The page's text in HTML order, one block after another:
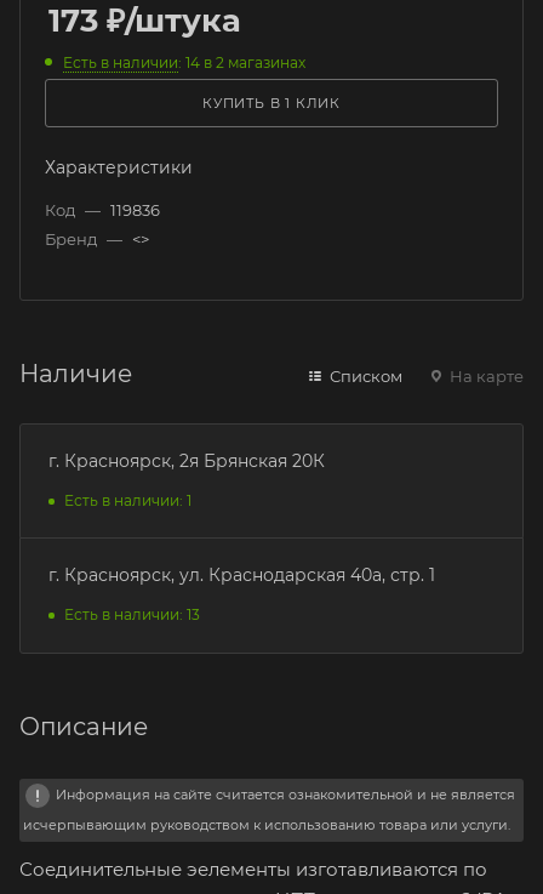
173 ₽/штука
Есть в наличии: 14 в 2 магазинах
КУПИТЬ В 1 КЛИК
Характеристики
Код — 119836
Бренд — <>
Наличие Списком На карте
г. Красноярск, 2я Брянская 20К
Есть в наличии: 1
г. Красноярск, ул. Краснодарская 40а, стр. 1
Есть в наличии: 13
Описание
Информация на сайте считается ознакомительной и не является
исчерпывающим руководством к использованию товара или услуги.
Соединительные эелементы изготавливаются по